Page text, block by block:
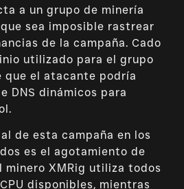
a un grupo de minería
sea imposible rastrear
de la campaña. Cado
utilizado para el grupo
que el atacante podría
DNS dinámicos para
de esta campaña en los
es el agotamiento de
minero XMRig utiliza todos
disponibles, mientras